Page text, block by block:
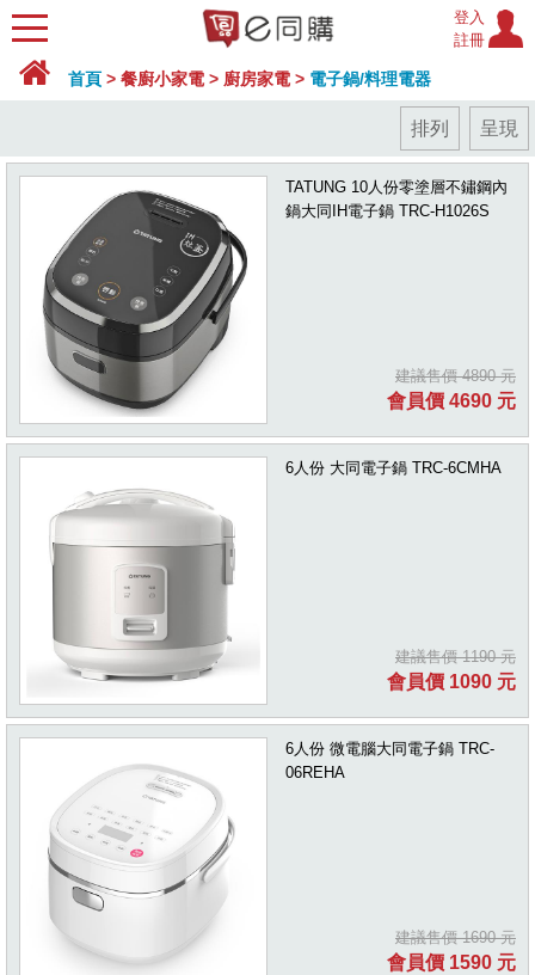
登入
註冊
首頁 > 餐廚小家電 > 廚房家電 > 電子鍋/料理電器
排列 呈現
TATUNG 10人份零塗層不鏽鋼內
鍋大同IH電子鍋 TRC-H1026S
建議售價 4890 元
會員價 4690 元
6人份 大同電子鍋 TRC-6CMHA
建議售價 1190 元
會員價 1090 元
6人份 微電腦大同電子鍋 TRC-
06REHA
建議售價 1690 元
會員價 1590 元